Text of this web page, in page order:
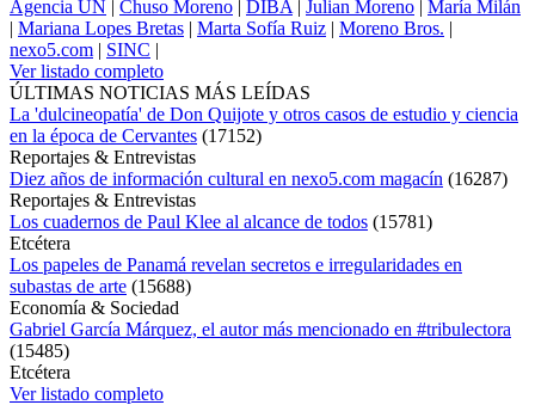
Agencia UN | Chuso Moreno | DIBA | Julian Moreno | María Milán
| Mariana Lopes Bretas | Marta Sofía Ruiz | Moreno Bros. |
nexo5.com | SINC |
Ver listado completo
ÚLTIMAS NOTICIAS MÁS LEÍDAS
La 'dulcineopatía' de Don Quijote y otros casos de estudio y ciencia
en la época de Cervantes (17152)
Reportajes & Entrevistas
Diez años de información cultural en nexo5.com magacín (16287)
Reportajes & Entrevistas
Los cuadernos de Paul Klee al alcance de todos (15781)
Etcétera
Los papeles de Panamá revelan secretos e irregularidades en
subastas de arte (15688)
Economía & Sociedad
Gabriel García Márquez, el autor más mencionado en #tribulectora
(15485)
Etcétera
Ver listado completo